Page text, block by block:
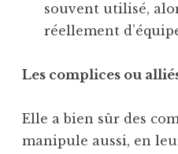
souvent utilisé,
réellement
Les complices ou
Elle a bien sûr des
manipule aussi, en